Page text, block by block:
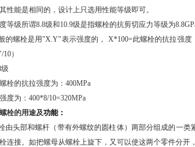
性能是相同的，设计上只选用性能等级即可。
等级所谓8.8级和10.9级是指螺栓的抗剪切应力等级为
的螺栓是用"X.Y"表示强度的， X*100=此螺栓的抗拉强度
10）
级
栓的抗拉强度为： 400MPa
度为： 400*8/10=320MPa
栓的用途及功能：
由头部和螺杆（带有外螺纹的圆柱体）两部分组成的一
连接。如把螺母从螺栓上旋下，又可以使这两个零件分开